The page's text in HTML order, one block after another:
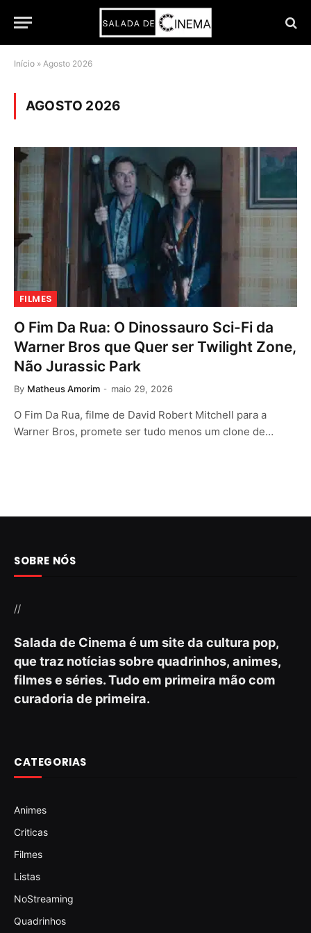
Início » Agosto 2026
AGOSTO 2026
FILMES
O Fim Da Rua: O Dinossauro Sci-Fi da
Warner Bros que Quer ser Twilight Zone,
Não Jurassic Park
By Matheus Amorim maio 29, 2026
O Fim Da Rua, filme de David Robert Mitchell para a
Warner Bros, promete ser tudo menos um clone de…
SOBRE NÓS
//
Salada de Cinema é um site da cultura pop,
que traz notícias sobre quadrinhos, animes,
filmes e séries. Tudo em primeira mão com
curadoria de primeira.
CATEGORIAS
Animes
Criticas
Filmes
Listas
NoStreaming
Quadrinhos